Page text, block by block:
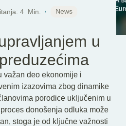
4 Min. News
u
važan deo ekonomije i
izazovima zbog dinamike
porodice uključenim u
donošenja odluka može
stoga je od ključne važnosti